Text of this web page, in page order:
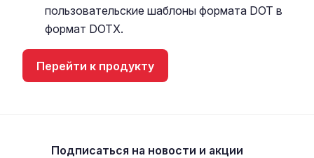
пользовательские шаблоны формата DOT в
формат DOTX.
Перейти к продукту
Подписаться на новости и акции